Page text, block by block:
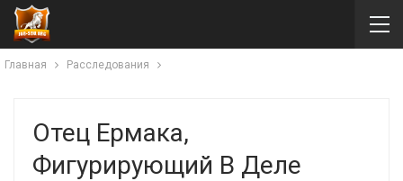
Главная Расследования
Отец Ермака,
Фигурирующий В Деле